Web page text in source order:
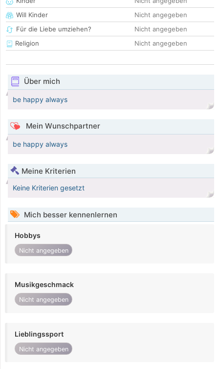
Will Kinder
Nicht angegeben
Für die Liebe umziehen?
Nicht angegeben
Religion
Nicht angegeben
Über mich
be happy always
Mein Wunschpartner
be happy always
Meine Kriterien
Keine Kriterien gesetzt
Mich besser kennenlernen
Hobbys
Nicht angegeben
Musikgeschmack
Nicht angegeben
Lieblingssport
Nicht angegeben